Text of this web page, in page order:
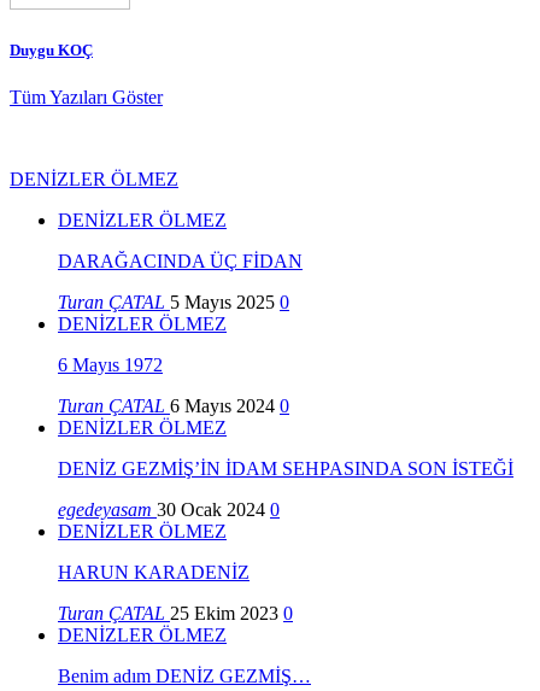
Duygu KOÇ
Tüm Yazıları Göster
DENİZLER ÖLMEZ
DENİZLER ÖLMEZ
DARAĞACINDA ÜÇ FİDAN
Turan ÇATAL 5 Mayıs 2025 0
DENİZLER ÖLMEZ
6 Mayıs 1972
Turan ÇATAL 6 Mayıs 2024 0
DENİZLER ÖLMEZ
DENİZ GEZMİŞ’İN İDAM SEHPASINDA SON İSTEĞİ
egedeyasam 30 Ocak 2024 0
DENİZLER ÖLMEZ
HARUN KARADENİZ
Turan ÇATAL 25 Ekim 2023 0
DENİZLER ÖLMEZ
Benim adım DENİZ GEZMİŞ…